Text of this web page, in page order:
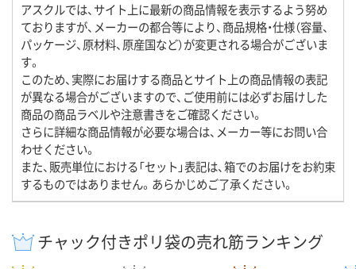
アスクルでは、サイト上に最新の商品情報を表示するよう努め
ておりますが、メーカーの都合等により、商品規格・仕様（容量、
パッケージ、原材料、原産国など）が変更される場合がございま
す。
このため、実際にお届けする商品とサイト上の商品情報の表記
が異なる場合がございますので、ご使用前には必ずお届けした
商品の商品ラベルや注意書きをご確認ください。
さらに詳細な商品情報が必要な場合は、メーカー等にお問い合
わせください。
また、販売単位における「セット」表記は、箱でのお届けをお約束
するものではありません。あらかじめご了承ください。
チャック付きポリ袋の売れ筋ランキング